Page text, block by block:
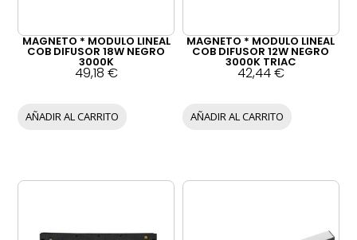
MAGNETO * MODULO LINEAL
COB DIFUSOR 18W NEGRO
3000K
49,18 €
AÑADIR AL CARRITO
MAGNETO * MODULO LINEAL
COB DIFUSOR 12W NEGRO
3000K TRIAC
42,44€
AÑADIR AL CARRITO